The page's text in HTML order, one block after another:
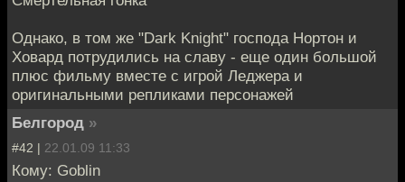
Однако, в том же "Dark Knight" господа Нортон и
Ховард потрудились на славу - еще один большой
плюс фильму вместе с игрой Леджера и
оригинальными репликами персонажей
Белгород »
#42 | 22.01.09 11:33
Кому: Goblin